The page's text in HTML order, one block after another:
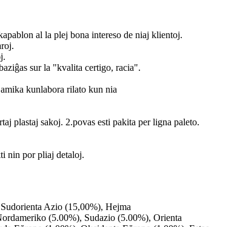
al la plej bona intereso de niaj klientoj.
sur la "kvalita certigo, racia".
kunlabora rilato kun nia
plastaj sakoj. 2.povas esti pakita per ligna paleto.
nin por pliaj detaloj.
Azio (15,00%), Hejma
(5.00%), Sudazio (5.00%), Orienta